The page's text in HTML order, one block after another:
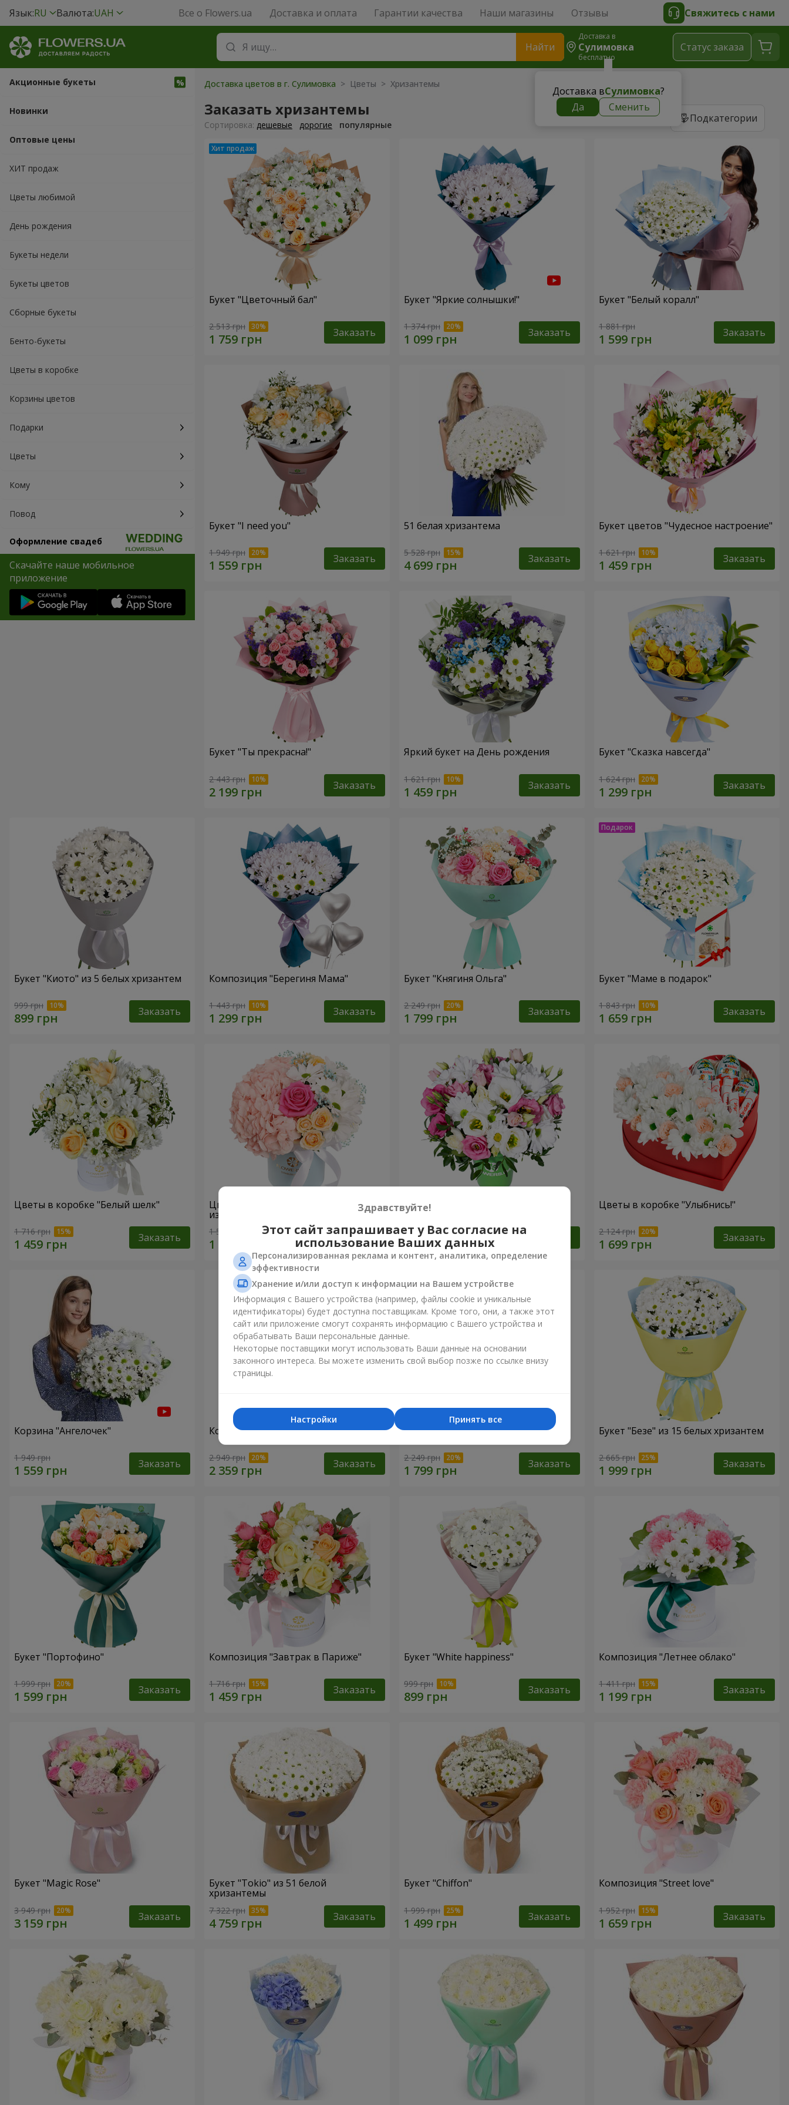
Язык:RU Валюта:UAH Все о Flowers.ua Доставка и оплата Гарантии качества Наши магазины Отзывы Свяжитесь с нами
Найти
Доставка в
Сулимовка
бесплатно
Доставка вСулимовка?
Да
Сменить
Cтатус заказа
Акционные букеты
Новинки
Оптовые цены
ХИТ продаж
Цветы любимой
День рождения
Букеты недели
Букеты цветов
Сборные букеты
Бенто-букеты
Цветы в коробке
Корзины цветов
Подарки
Цветы
Кому
Повод
Оформление свадеб
Скачайте наше мобильное
приложение
Доставка цветов в г. Сулимовка > Цветы > Хризантемы
Заказать хризантемы Подкатегории
Cортировка: дешевые дорогие популярные
Букет "Цветочный бал"
2 513 грн Заказать
Букет "Яркие солнышки!"
1 374 грн Заказать
Букет "Белый коралл"
1 881 грн Заказать
Букет "I need you"
1 949 грн Заказать
51 белая хризантема
5 528 грн Заказать
Букет цветов "Чудесное настроение"
1 621 грн Заказать
Букет "Ты прекрасна!"
2 443 грн Заказать
Яркий букет на День рождения
1 621 грн Заказать
Букет "Сказка навсегда"
1 624 грн Заказать
Букет "Киото" из 5 белых хризантем
999 грн Заказать
Композиция "Берегиня Мама"
1 443 грн Заказать
Букет "Княгиня Ольга"
2 249 грн Заказать
Букет "Маме в подарок"
1 843 грн Заказать
Цветы в коробке "Белый шелк"
1 716 грн Заказать
Цветы в коробке "Счастья не
избежать"
1 599 грн Заказать
Композиция "Лучики в глазах"
999 грн
Цветы в коробке "Улыбнись!"
2 124 грн Заказать
Корзина "Ангелочек"
1 949 грн Заказать
Корзина "Влюбленный сад"
2 949 грн Заказать
Композиция "Charlotte"
2 249 грн Заказать
Букет "Безе" из 15 белых хризантем
2 665 грн Заказать
Букет "Портофино"
1 999 грн Заказать
Композиция "Завтрак в Париже"
1 716 грн Заказать
Букет "White happiness"
999 грн Заказать
Композиция "Летнее облако"
1 411 грн Заказать
Букет "Magic Rose"
3 949 грн Заказать
Букет "Tokio" из 51 белой
хризантемы
7 322 грн Заказать
Букет "Chiffon"
1 999 грн Заказать
Композиция "Street love"
1 952 грн Заказать
Здравствуйте!
Этот сайт запрашивает у Вас согласие на
использование Ваших данных
Персонализированная реклама и контент, аналитика, определение
эффективности
Хранение и/или доступ к информации на Вашем устройстве
Информация с Вашего устройства (например, файлы cookie и уникальные
идентификаторы) будет доступна поставщикам. Кроме того, они, а также этот
сайт или приложение смогут сохранять информацию с Вашего устройства и
обрабатывать Ваши персональные данные.
Некоторые поставщики могут использовать Ваши данные на основании
законного интереса. Вы можете изменить свой выбор позже по ссылке внизу
страницы.
Принять все
Настройки